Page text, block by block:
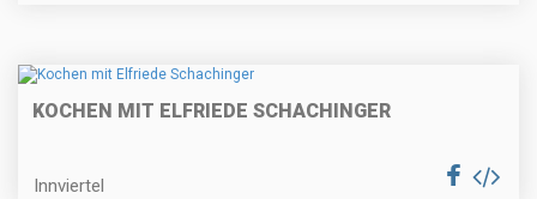
KOCHEN MIT ELFRIEDE SCHACHINGER
Innviertel